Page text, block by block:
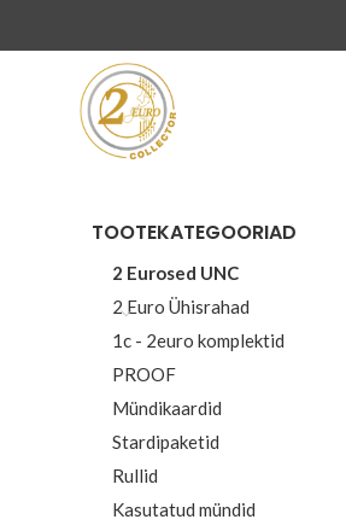
TOOTEKATEGOORIAD
2 Eurosed UNC
2 Euro Ühisrahad
1c - 2euro komplektid
PROOF
Mündikaardid
Stardipaketid
Rullid
Kasutatud mündid